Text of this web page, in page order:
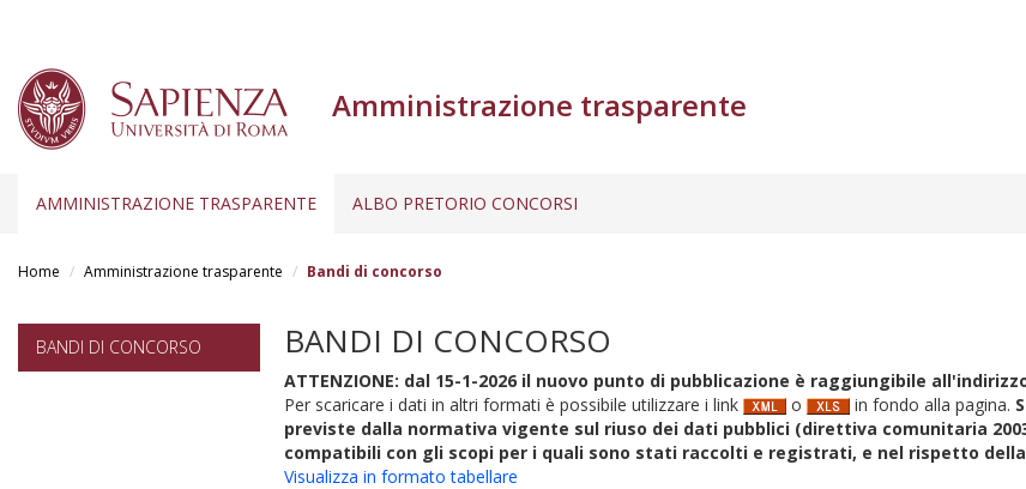
Amministrazione trasparente
AMMINISTRAZIONE TRASPARENTE ALBO PRETORIO CONCORSI
Home Amministrazione trasparente Bandi di concorso
BANDI DI CONCORSO BANDI DI CONCORSO
ATTENZIONE: dal 15-1-2026 il nuovo punto di pubblicazione è raggiungibile
Per scaricare i dati in altri formati è possibile utilizzare i link
o in fondo alla pagina.
previste dalla normativa vigente sul riuso dei dati pubblici (direttiva comunitaria
compatibili con gli scopi per i quali sono stati raccolti e registrati, e nel rispetto
Visualizza in formato tabellare